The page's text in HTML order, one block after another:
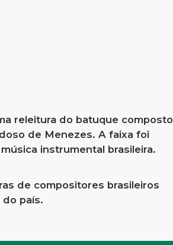
releitura do batuque composto
de Menezes. A faixa foi
instrumental brasileira.
de compositores brasileiros
país.